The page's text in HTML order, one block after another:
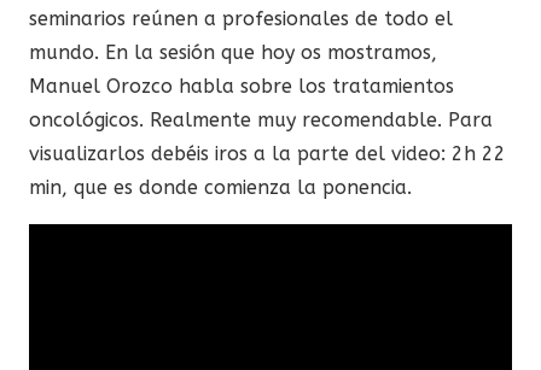
seminarios reúnen a profesionales de todo el
mundo. En la sesión que hoy os mostramos,
Manuel Orozco habla sobre los tratamientos
oncológicos. Realmente muy recomendable. Para
visualizarlos debéis iros a la parte del video: 2h 22
min, que es donde comienza la ponencia.